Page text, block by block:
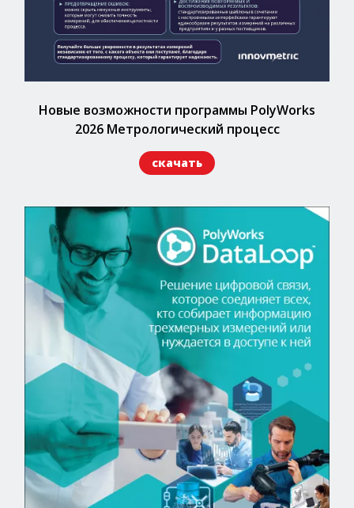
Новые возможности программы PolyWorks
2026 Метрологический процесс
скачать